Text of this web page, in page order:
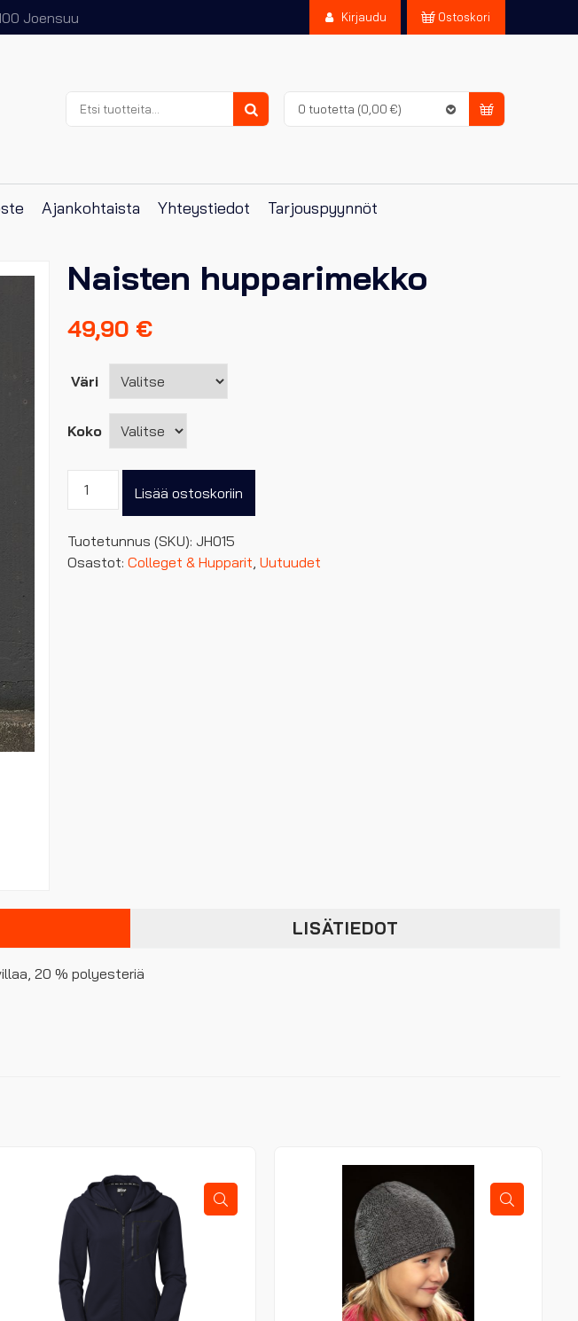
Joensuu Kirjaudu Ostoskori
0 tuotetta (0,00 €)
Etsi:
Ajankohtaista Yhteystiedot Tarjouspyynnöt
Naisten hupparimekko
49,90 €
Väri
Koko
hupparimekkoLisää ostoskoriin
Tuotetunnus (SKU): JH015
Osastot: Colleget & Hupparit Uutuudet
LISÄTIEDOT
20 % polyesteriä